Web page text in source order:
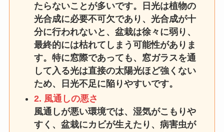
たらないことが多いです。日光は植物の
光合成に必要不可欠であり、光合成が十
分に行われないと、盆栽は徐々に弱り、
最終的には枯れてしまう可能性がありま
す。特に窓際であっても、窓ガラスを通
して入る光は直接の太陽光ほど強くない
ため、日光不足に陥りやすいです。
2. 風通しの悪さ
風通しが悪い環境では、湿気がこもりや
すく、盆栽にカビが生えたり、病害虫が